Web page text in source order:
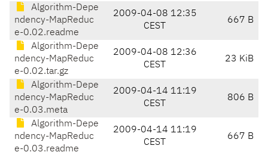
Algorithm-Depe
ndency-MapReduc
e-0.02.readme
2009-04-08 12:35
CEST
667 B
Algorithm-Depe
ndency-MapReduc
e-0.02.tar.gz
2009-04-08 12:36
CEST
23 KiB
Algorithm-Depe
ndency-MapReduc
e-0.03.meta
2009-04-14 11:19
CEST
806 B
Algorithm-Depe
ndency-MapReduc
e-0.03.readme
2009-04-14 11:19
CEST
667 B